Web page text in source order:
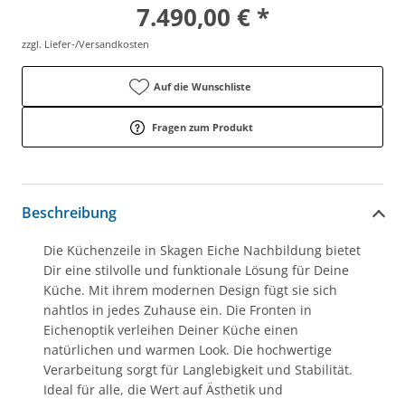
7.490,00 € *
zzgl. Liefer-/Versandkosten
Auf die Wunschliste
Fragen zum Produkt
Beschreibung
Die Küchenzeile in Skagen Eiche Nachbildung bietet
Dir eine stilvolle und funktionale Lösung für Deine
Küche. Mit ihrem modernen Design fügt sie sich
nahtlos in jedes Zuhause ein. Die Fronten in
Eichenoptik verleihen Deiner Küche einen
natürlichen und warmen Look. Die hochwertige
Verarbeitung sorgt für Langlebigkeit und Stabilität.
Ideal für alle, die Wert auf Ästhetik und